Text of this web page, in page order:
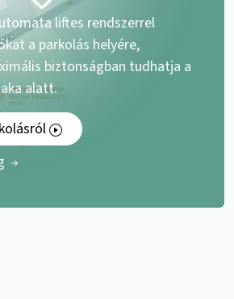
liftes rendszerrel
a parkolás helyére,
biztonságban tudhatja a
alatt.